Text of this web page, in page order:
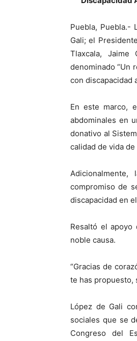
Puebla, Puebla.-
Gali; el
Tlaxcala, Jaime
denominado “Un
con discapacidad
En este marco,
abdominales en
donativo al
calidad de vida
compromiso de
discapacidad en
Resaltó el
noble causa.
“Gracias de
te has propuesto,
López de Gali
sociales que se
Congreso del